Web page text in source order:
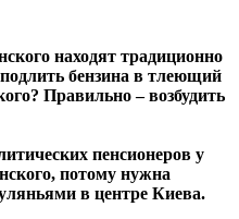
находят традиционно
бензина в тлеющий
Правильно – возбудить
пенсионеров у
потому нужна
в центре Киева.